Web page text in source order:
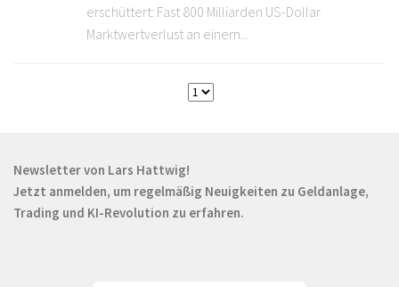
erschüttert: Fast 800 Milliarden US-Dollar
Marktwertverlust an einem...
Newsletter von Lars Hattwig!
Jetzt anmelden, um regelmäßig Neuigkeiten zu Geldanlage,
Trading und KI-Revolution zu erfahren.